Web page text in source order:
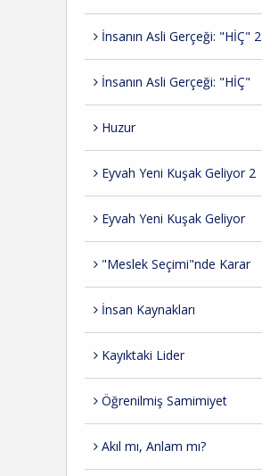
İnsanın Asli Gerçeği: "HİÇ" 2
İnsanın Asli Gerçeği: "HİÇ"
Huzur
Eyvah Yeni Kuşak Geliyor 2
Eyvah Yeni Kuşak Geliyor
"Meslek Seçimi"nde Karar
İnsan Kaynakları
Kayıktaki Lider
Öğrenilmiş Samimiyet
Akıl mı, Anlam mı?